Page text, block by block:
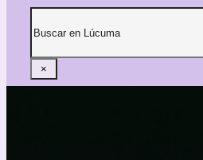
×